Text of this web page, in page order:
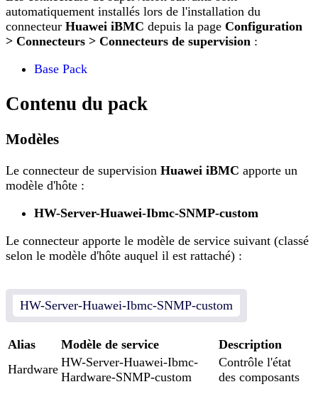
automatiquement installés lors de l'installation du
connecteur Huawei iBMC depuis la page Configuration
> Connecteurs > Connecteurs de supervision :
Base Pack
Contenu du pack
Modèles
Le connecteur de supervision Huawei iBMC apporte un
modèle d'hôte :
HW-Server-Huawei-Ibmc-SNMP-custom
Le connecteur apporte le modèle de service suivant (classé
selon le modèle d'hôte auquel il est rattaché) :
HW-Server-Huawei-Ibmc-SNMP-custom
Alias Modèle de service
Description
Hardware HW-Server-Huawei-Ibmc-
Hardware-SNMP-custom
Contrôle l'état
des composants